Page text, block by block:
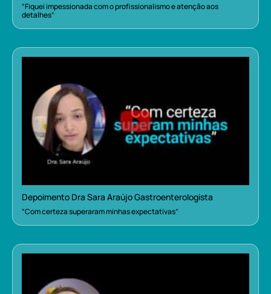
“Fiquei impessionada com o profissionalismo e atenção aos
detalhes”
Depoimento Dra Sara Araújo Gastroenterologista
“Com certeza superaram minhas expectativas”